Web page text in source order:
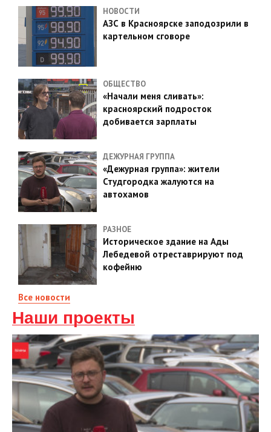
НОВОСТИ
АЗС в Красноярске заподозрили в
картельном сговоре
ОБЩЕСТВО
«Начали меня сливать»:
красноярский подросток
добивается зарплаты
ДЕЖУРНАЯ ГРУППА
«Дежурная группа»: жители
Студгородка жалуются на
автохамов
РАЗНОЕ
Историческое здание на Ады
Лебедевой отреставрируют под
кофейню
Все новости
Наши проекты